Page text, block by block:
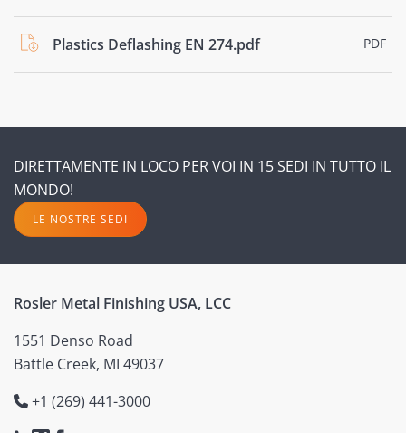
Plastics Deflashing EN 274.pdf PDF
DIRETTAMENTE IN LOCO PER VOI IN 15 SEDI IN TUTTO IL
MONDO!
LE NOSTRE SEDI
Rosler Metal Finishing USA, LCC
1551 Denso Road
Battle Creek, MI 49037
+1 (269) 441-3000